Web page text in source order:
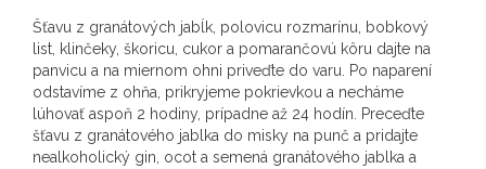
Šťavu z granátových jabĺk, polovicu rozmarínu, bobkový
list, klinčeky, škoricu, cukor a pomarančovú kôru dajte na
panvicu a na miernom ohni priveďte do varu. Po naparení
odstavíme z ohňa, prikryjeme pokrievkou a necháme
lúhovať aspoň 2 hodiny, prípadne až 24 hodín. Preceďte
šťavu z granátového jablka do misky na punč a pridajte
nealkoholický gin, ocot a semená granátového jablka a